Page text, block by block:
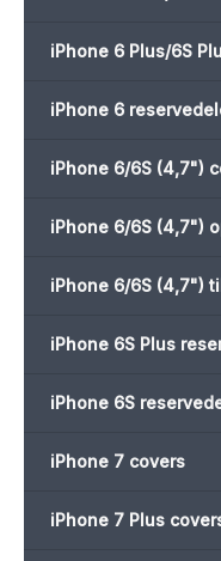
iPhone 6 Plus/6S
iPhone 6
iPhone 6/6S (4,7")
iPhone 6/6S (4,7")
iPhone 6/6S (4,7")
iPhone 6S Plus
iPhone 6S
iPhone 7 covers
iPhone 7 Plus